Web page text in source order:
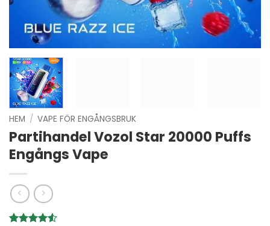
HEM / VAPE FÖR ENGÅNGSBRUK
Partihandel Vozol Star 20000 Puffs
Engångs Vape